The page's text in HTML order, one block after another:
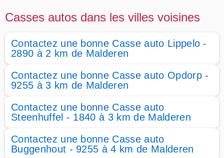
Casses autos dans les villes voisines
Contactez une bonne Casse auto Lippelo -
2890 à 2 km de Malderen
Contactez une bonne Casse auto Opdorp -
9255 à 3 km de Malderen
Contactez une bonne Casse auto
Steenhuffel - 1840 à 3 km de Malderen
Contactez une bonne Casse auto
Buggenhout - 9255 à 4 km de Malderen